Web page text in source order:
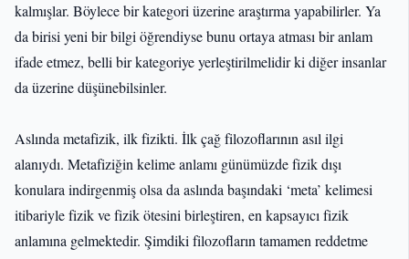
kalmışlar. Böylece bir kategori üzerine araştırma yapabilirler. Ya
da birisi yeni bir bilgi öğrendiyse bunu ortaya atması bir anlam
ifade etmez, belli bir kategoriye yerleştirilmelidir ki diğer insanlar
da üzerine düşünebilsinler.
Aslında metafizik, ilk fizikti. İlk çağ filozoflarının asıl ilgi
alanıydı. Metafiziğin kelime anlamı günümüzde fizik dışı
konulara indirgenmiş olsa da aslında başındaki ‘meta’ kelimesi
itibariyle fizik ve fizik ötesini birleştiren, en kapsayıcı fizik
anlamına gelmektedir. Şimdiki filozofların tamamen reddetme